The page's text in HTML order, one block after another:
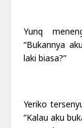
Yunq
“Bukannya
laki biasa?”
Yeriko
“Kalau aku